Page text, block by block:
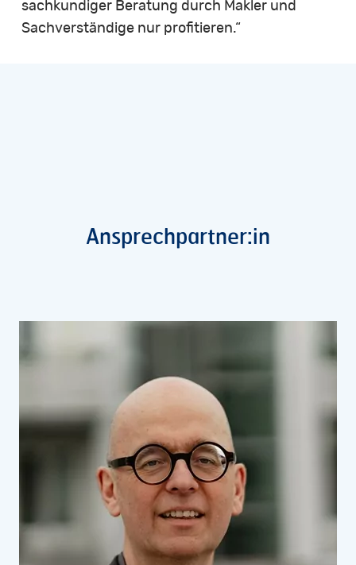
sachkundiger Beratung durch Makler und
Sachverständige nur profitieren.“
Ansprechpartner:in